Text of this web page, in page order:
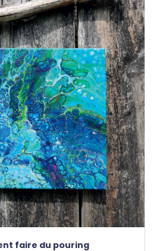
faire du pouring